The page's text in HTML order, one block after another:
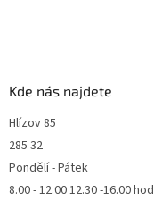
Kde nás najdete
Hlízov 85
285 32
Pondělí - Pátek
8.00 - 12.00 12.30 -16.00 hod